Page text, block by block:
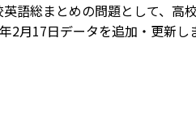
英語総まとめの問題として、高
2月17日データを追加・更新し